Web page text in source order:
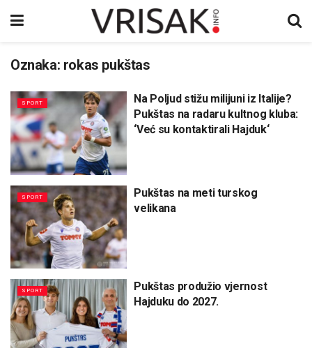
Oznaka: rokas pukštas
SPORT
Na Poljud stižu milijuni iz Italije?
Pukštas na radaru kultnog kluba:
‘Već su kontaktirali Hajduk‘
SPORT
Pukštas na meti turskog
velikana
SPORT
Pukštas produžio vjernost
Hajduku do 2027.